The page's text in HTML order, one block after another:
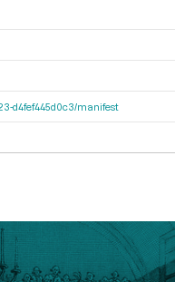
d4fef445d0c3/manifest